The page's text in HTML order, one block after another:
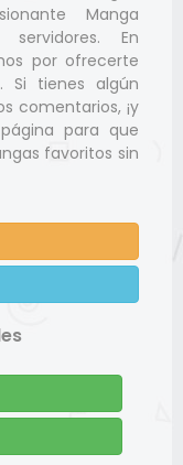
Manga
En
por ofrecerte
Si tienes algún
comentarios, ¡y
para que
favoritos sin